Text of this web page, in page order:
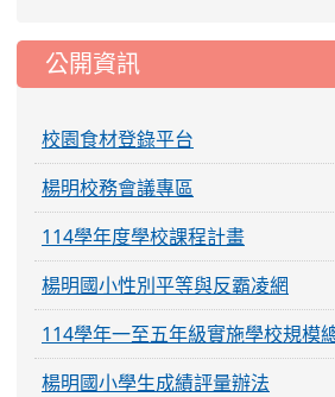
公開資訊
校園食材登錄平台
楊明校務會議專區
114學年度學校課程計畫
楊明國小性別平等與反霸凌網
114學年一至五年級實施學校規模
楊明國小學生成績評量辦法